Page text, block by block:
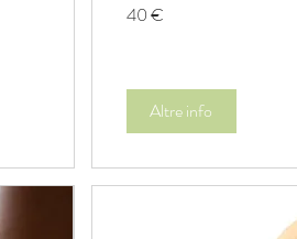
euro
40 €
Altre info